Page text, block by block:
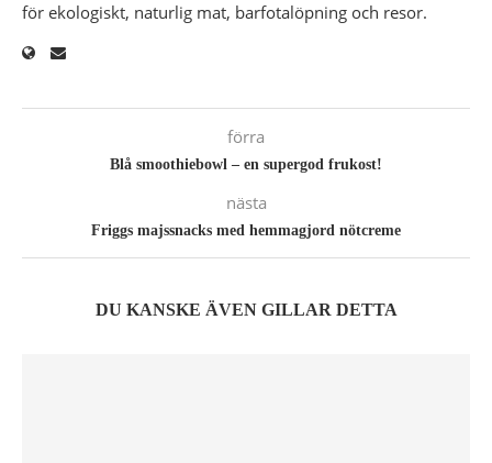
för ekologiskt, naturlig mat, barfotalöpning och resor.
förra
Blå smoothiebowl – en supergod frukost!
nästa
Friggs majssnacks med hemmagjord nötcreme
DU KANSKE ÄVEN GILLAR DETTA